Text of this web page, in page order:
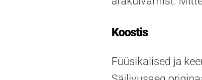
Koostis
Füüsikalised ja